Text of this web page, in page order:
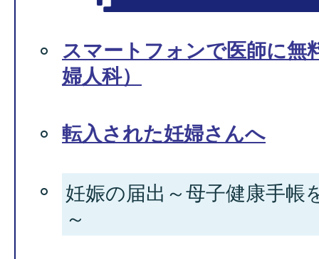
スマートフォンで医師に無
婦人科）
転入された妊婦さんへ
妊娠の届出～母子健康手帳
～